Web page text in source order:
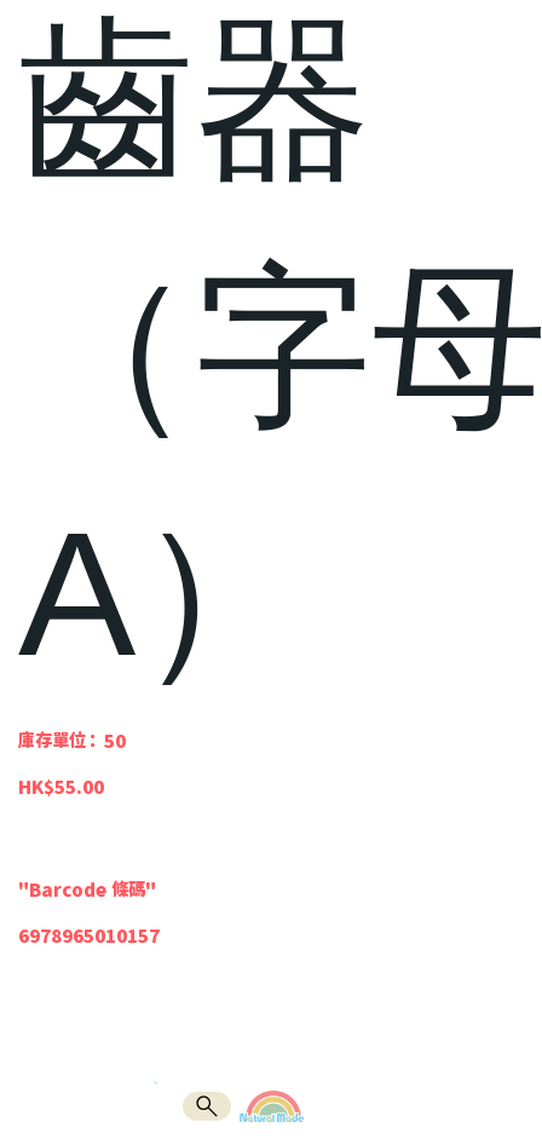
齒器
（字
A）
庫存單位：
SKU
50
50
價
格
HK$55.00
"Barcode 條碼"
6978965010157